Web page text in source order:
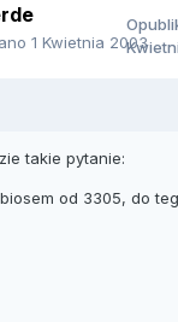
1 Kwietnia 2003
takie pytanie:
od 3305, do